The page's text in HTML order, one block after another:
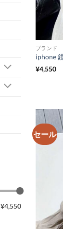
¥4,550
ブランド
¥4,550
セール